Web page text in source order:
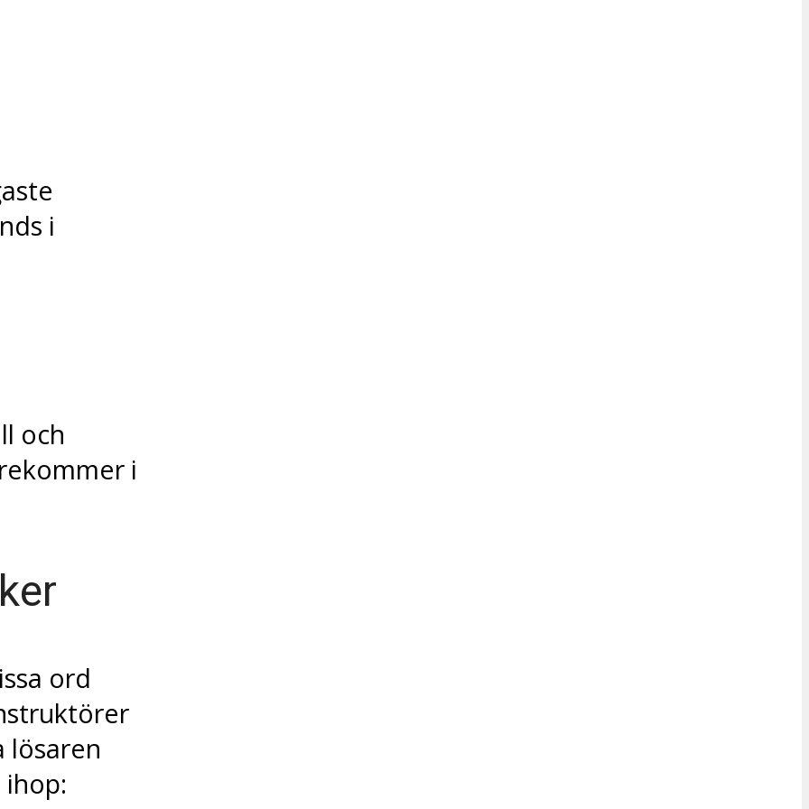
i
och
i
ord
lösaren